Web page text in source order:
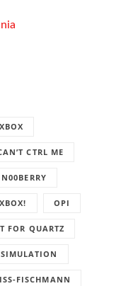
CTRL ME
N00BERRY
OPI
FOR QUARTZ
FISCHMANN